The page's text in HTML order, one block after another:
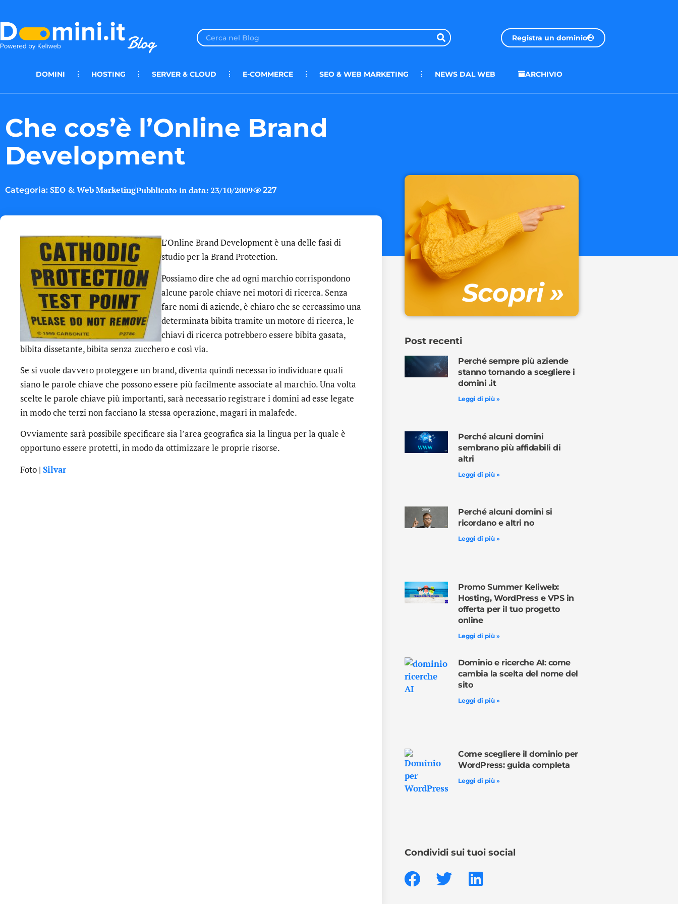
Registra un dominio
DOMINI HOSTING SERVER & CLOUD E-COMMERCE SEO & WEB MARKETING NEWS DAL WEB ARCHIVIO
Che cos’è l’Online Brand
Development
Categoria: SEO & Web MarketingPubblicato in data:23/10/2009 227
L’Online Brand Development è una delle fasi di
studio per la Brand Protection.
Possiamo dire che ad ogni marchio corrispondono
alcune parole chiave nei motori di ricerca. Senza
fare nomi di aziende, è chiaro che se cercassimo una
determinata bibita tramite un motore di ricerca, le
chiavi di ricerca potrebbero essere bibita gasata,
bibita dissetante, bibita senza zucchero e così via.
Se si vuole davvero proteggere un brand, diventa quindi necessario individuare quali
siano le parole chiave che possono essere più facilmente associate al marchio. Una volta
scelte le parole chiave più importanti, sarà necessario registrare i domini ad esse legate
in modo che terzi non facciano la stessa operazione, magari in malafede.
Ovviamente sarà possibile specificare sia l’area geografica sia la lingua per la quale è
opportuno essere protetti, in modo da ottimizzare le proprie risorse.
Foto | Silvar
Scopri »
Post recenti
Perché sempre più aziende
stanno tornando a scegliere i
domini .it
Leggi di più »
Perché alcuni domini
sembrano più affidabili di
altri
Leggi di più »
Perché alcuni domini si
ricordano e altri no
Leggi di più »
Promo Summer Keliweb:
Hosting, WordPress e VPS in
offerta per il tuo progetto
online
Leggi di più »
Dominio e ricerche AI: come
cambia la scelta del nome del
sito
Leggi di più »
Come scegliere il dominio per
WordPress: guida completa
Leggi di più »
Condividi sui tuoi social